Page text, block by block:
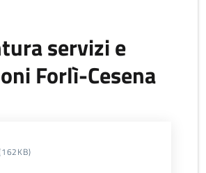
servizi e
Forlì-Cesena